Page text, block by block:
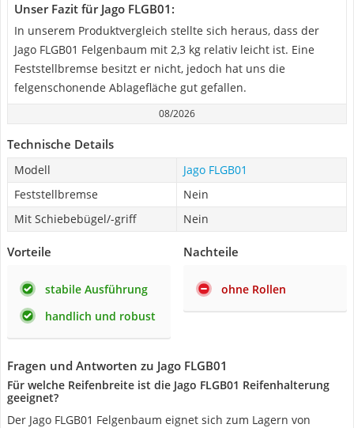
Unser Fazit für Jago FLGB01:
In unserem Produktvergleich stellte sich heraus, dass der
Jago FLGB01 Felgenbaum mit 2,3 kg relativ leicht ist. Eine
Feststellbremse besitzt er nicht, jedoch hat uns die
felgenschonende Ablagefläche gut gefallen.
08/2026
Technische Details
Modell
Jago FLGB01
Feststellbremse
Nein
Mit Schiebebügel/-griff
Nein
Vorteile
stabile Ausführung
handlich und robust
Nachteile
ohne Rollen
Fragen und Antworten zu Jago FLGB01
Für welche Reifenbreite ist die Jago FLGB01 Reifenhalterung
geeignet?
Der Jago FLGB01 Felgenbaum eignet sich zum Lagern von